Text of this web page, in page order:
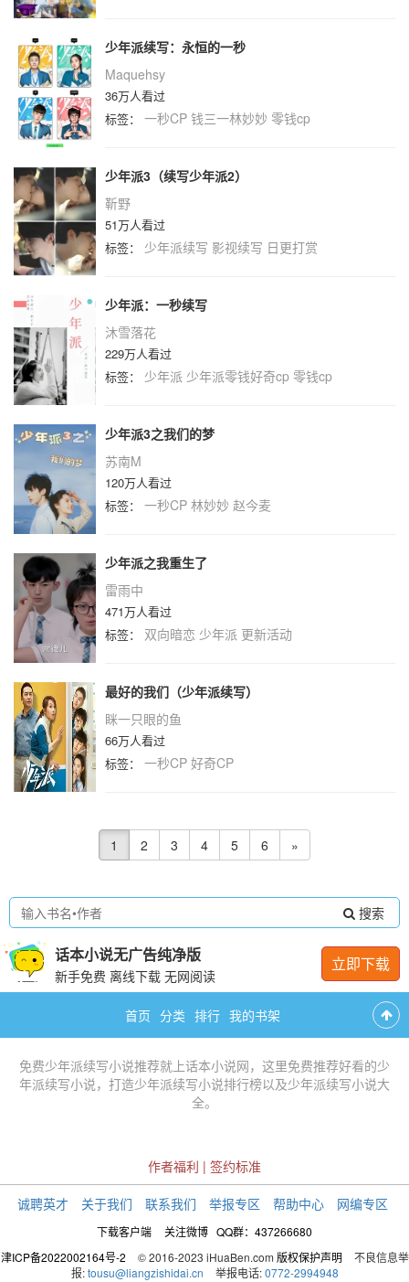
少年派续写：永恒的一秒
Maquehsy
36万人看过
标签： 一秒CP 钱三一林妙妙 零钱cp
少年派3（续写少年派2）
靳野
51万人看过
标签： 少年派续写 影视续写 日更打赏
少年派：一秒续写
沐雪落花
229万人看过
标签： 少年派 少年派零钱好奇cp 零钱cp
少年派3之我们的梦
苏南M
120万人看过
标签： 一秒CP 林妙妙 赵今麦
少年派之我重生了
雷雨中
471万人看过
标签： 双向暗恋 少年派 更新活动
最好的我们（少年派续写）
眯一只眼的鱼
66万人看过
标签： 一秒CP 好奇CP
1 2 3 4 5 6 »
搜索
话本小说无广告纯净版
新手免费 离线下载 无网阅读
立即下载
首页 分类 排行 我的书架
免费少年派续写小说推荐就上话本小说网，这里免费推荐好看的少
年派续写小说，打造少年派续写小说排行榜以及少年派续写小说大
全。
作者福利 | 签约标准
诚聘英才 关于我们 联系我们 举报专区 帮助中心 网编专区
下载客户端 关注微博 QQ群：437266680
津ICP备2022002164号-2
© 2016-2023 iHuaBen.com 版权保护声明
不良信息举
报: tousu@liangzishidai.cn 举报电话: 0772-2994948